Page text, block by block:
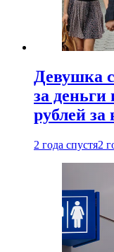
Девушка
за деньги
рублей за
2 года спустя2